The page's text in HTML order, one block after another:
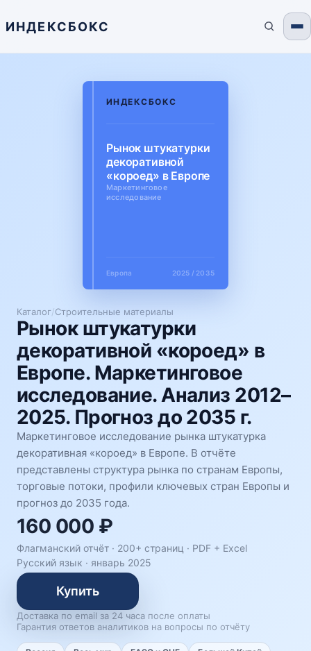
ИНДЕКСБОКС
Каталог/Строительные материалы
Рынок штукатурки
декоративной «короед» в
Европе. Маркетинговое
исследование. Анализ 2012–
2025. Прогноз до 2035 г.
Маркетинговое исследование рынка штукатурка
декоративная «короед» в Европе. В отчёте
представлены структура рынка по странам Европы,
торговые потоки, профили ключевых стран Европы и
прогноз до 2035 года.
160 000 ₽
Флагманский отчёт · 200+ страниц · PDF + Excel
Русский язык · январь 2025
Купить
Доставка по email за 24 часа после оплаты
Гарантия ответов аналитиков на вопросы по отчёту
ИНДЕКСБОКС
Рынок штукатурки
декоративной
«короед» в Европе
Маркетинговое
исследование
Европа 2025 / 2035